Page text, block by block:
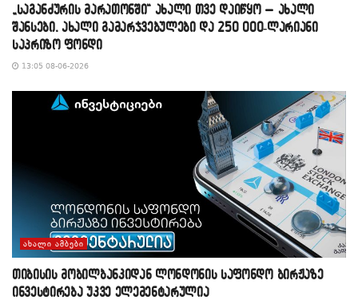
„საგანძურის მარათონში“ ახალი თვე დაიწყო – ახალი
შანსები, ახალი გამარჯვებულები და 250 000-ლარიანი
საპრიზო ფონდი
13:05 08-06-2026
ᲐᲮᲐᲚᲘ ᲐᲛᲑᲔᲑᲘ
თიბისის მობილბანკიდან ლონდონის საფონდო ბირჟაზე
ინვესტირება უკვე ელემენტარულია